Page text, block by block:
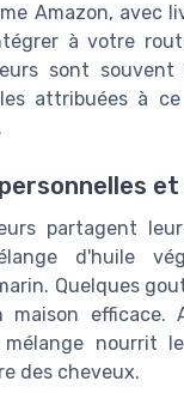
Amazon, avec
à votre
sont
attribuées à
partagent
d'huile
Quelques
maison efficace.
mélange nourrit
des cheveux.